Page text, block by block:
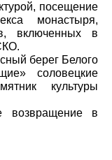
посещение
монастыря,
включенных в
берег Белого
соловецкие
культуры
возвращение в